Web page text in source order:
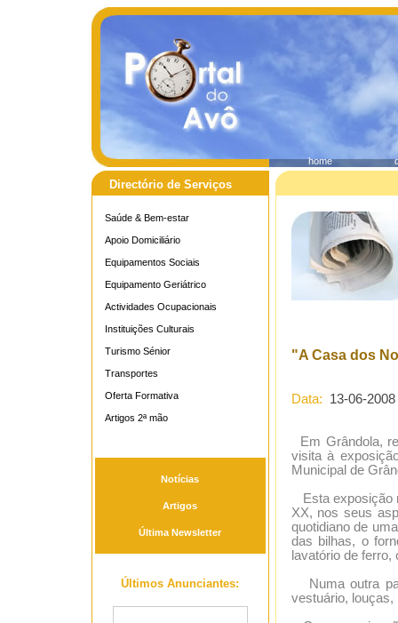
home
Directório de Serviços
Saúde & Bem-estar
Apoio Domiciliário
Equipamentos Sociais
Equipamento Geriátrico
Actividades Ocupacionais
Instituições Culturais
Turismo Sénior
Transportes
Oferta Formativa
Artigos 2ª mão
Notícias
Artigos
Última Newsletter
Últimos Anunciantes:
"A Casa dos
Data: 13-06-2008
Em Grândola,
visita à
Municipal de
Esta exposição
XX, nos seus
quotidiano de
das bilhas, o
lavatório de
Numa outra
vestuário, louças,